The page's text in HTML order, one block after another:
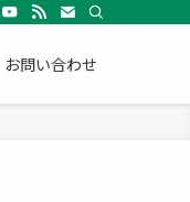
お問い合わせ